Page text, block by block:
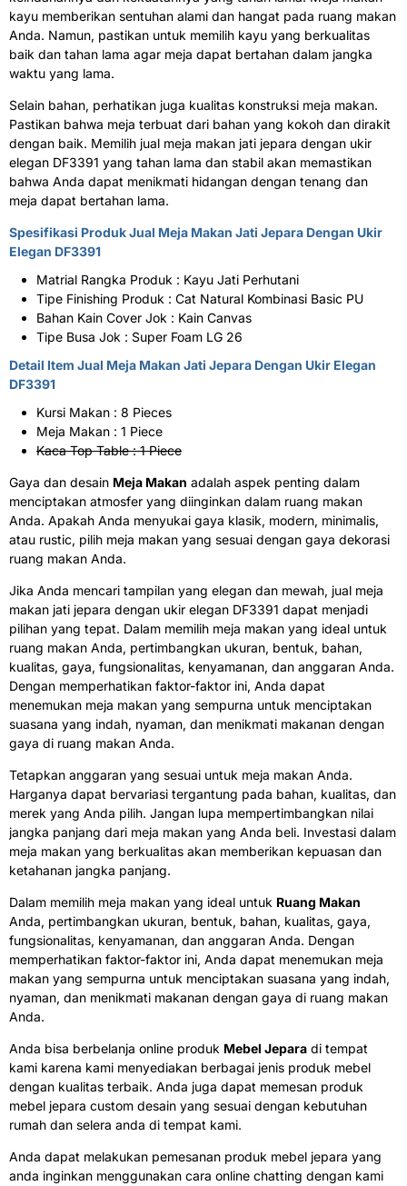
kayu memberikan sentuhan alami dan hangat pada ruang makan
Anda. Namun, pastikan untuk memilih kayu yang berkualitas
baik dan tahan lama agar meja dapat bertahan dalam jangka
waktu yang lama.
Selain bahan, perhatikan juga kualitas konstruksi meja makan.
Pastikan bahwa meja terbuat dari bahan yang kokoh dan dirakit
dengan baik. Memilih jual meja makan jati jepara dengan ukir
elegan DF3391 yang tahan lama dan stabil akan memastikan
bahwa Anda dapat menikmati hidangan dengan tenang dan
meja dapat bertahan lama.
Spesifikasi Produk Jual Meja Makan Jati Jepara Dengan Ukir
Elegan DF3391
Matrial Rangka Produk : Kayu Jati Perhutani
Tipe Finishing Produk : Cat Natural Kombinasi Basic PU
Bahan Kain Cover Jok : Kain Canvas
Tipe Busa Jok : Super Foam LG 26
Detail Item Jual Meja Makan Jati Jepara Dengan Ukir Elegan
DF3391
Kursi Makan : 8 Pieces
Meja Makan : 1 Piece
Kaca Top Table : 1 Piece
Gaya dan desain Meja Makan adalah aspek penting dalam
menciptakan atmosfer yang diinginkan dalam ruang makan
Anda. Apakah Anda menyukai gaya klasik, modern, minimalis,
atau rustic, pilih meja makan yang sesuai dengan gaya dekorasi
ruang makan Anda.
Jika Anda mencari tampilan yang elegan dan mewah, jual meja
makan jati jepara dengan ukir elegan DF3391 dapat menjadi
pilihan yang tepat. Dalam memilih meja makan yang ideal untuk
ruang makan Anda, pertimbangkan ukuran, bentuk, bahan,
kualitas, gaya, fungsionalitas, kenyamanan, dan anggaran Anda.
Dengan memperhatikan faktor-faktor ini, Anda dapat
menemukan meja makan yang sempurna untuk menciptakan
suasana yang indah, nyaman, dan menikmati makanan dengan
gaya di ruang makan Anda.
Tetapkan anggaran yang sesuai untuk meja makan Anda.
Harganya dapat bervariasi tergantung pada bahan, kualitas, dan
merek yang Anda pilih. Jangan lupa mempertimbangkan nilai
jangka panjang dari meja makan yang Anda beli. Investasi dalam
meja makan yang berkualitas akan memberikan kepuasan dan
ketahanan jangka panjang.
Dalam memilih meja makan yang ideal untuk Ruang Makan
Anda, pertimbangkan ukuran, bentuk, bahan, kualitas, gaya,
fungsionalitas, kenyamanan, dan anggaran Anda. Dengan
memperhatikan faktor-faktor ini, Anda dapat menemukan meja
makan yang sempurna untuk menciptakan suasana yang indah,
nyaman, dan menikmati makanan dengan gaya di ruang makan
Anda.
Anda bisa berbelanja online produk Mebel Jepara di tempat
kami karena kami menyediakan berbagai jenis produk mebel
dengan kualitas terbaik. Anda juga dapat memesan produk
mebel jepara custom desain yang sesuai dengan kebutuhan
rumah dan selera anda di tempat kami.
Anda dapat melakukan pemesanan produk mebel jepara yang
anda inginkan menggunakan cara online chatting dengan kami